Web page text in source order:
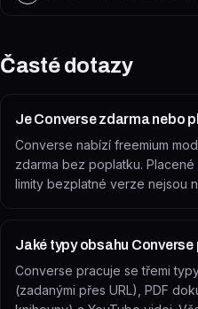
Časté dotazy
Je Converse zdarma nebo
Converse nabízí freemium
zdarma bez poplatku.
limity bezplatné verze nejsou
Jaké typy obsahu
Converse pracuje se třemi
(zadanými přes URL), PDF